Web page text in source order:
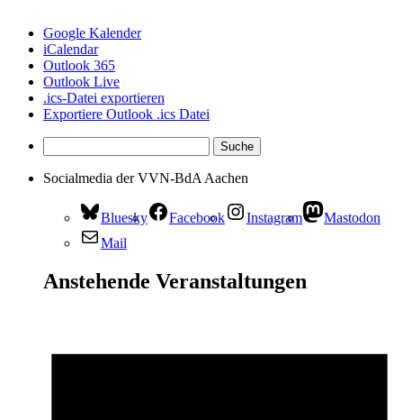
Google Kalender
iCalendar
Outlook 365
Outlook Live
.ics-Datei exportieren
Exportiere Outlook .ics Datei
Socialmedia der VVN-BdA Aachen
Bluesky Facebook Instagram
Mastodon
Mail
Anstehende Veranstaltungen